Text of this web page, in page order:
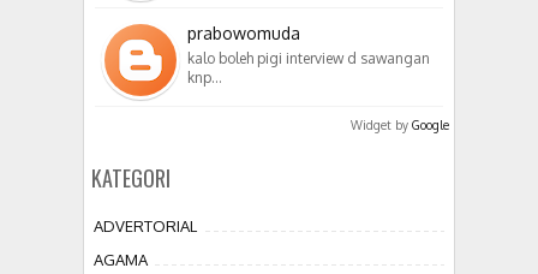
prabowomuda
kalo boleh pigi interview d sawangan
knp…
Widget by Google
KATEGORI
ADVERTORIAL
AGAMA